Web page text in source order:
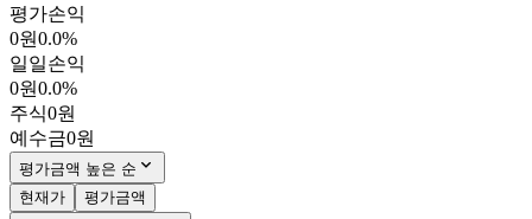
79,800원 0.0
066970
KOSPI
시가총액
PBR4.86
PER-
fPER -
배당수익률-
자사주비율3.07%
주주환원
컨센서스
주식정보
평가손익
0원0.0%
일일손익
0원0.0%
주식0원
예수금0원
평가금액 높은 순
현재가
평가금액